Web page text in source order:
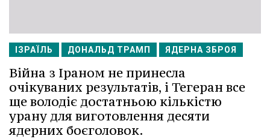
ІЗРАЇЛЬ ДОНАЛЬД ТРАМП ЯДЕРНА ЗБРОЯ
Війна з Іраном не принесла
очікуваних результатів, і Тегеран все
ще володіє достатньою кількістю
урану для виготовлення десяти
ядерних боєголовок.